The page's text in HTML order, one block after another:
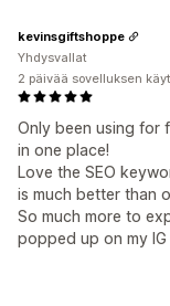
Only been using for
in one place!
Love the SEO
is much better than
So much more to
popped up on my
kevinsgiftshoppe
Yhdysvallat
2 päivää sovelluksen